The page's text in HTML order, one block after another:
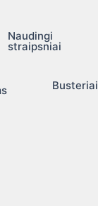
Naudingi
straipsniai
Busteriai